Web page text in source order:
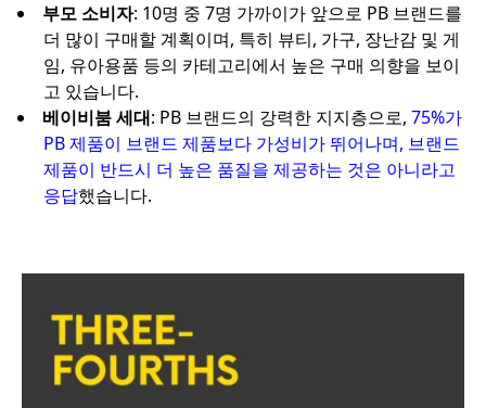
부모 소비자: 10명 중 7명 가까이가 앞으로 PB 브랜드를
더 많이 구매할 계획이며, 특히 뷰티, 가구, 장난감 및 게
임, 유아용품 등의 카테고리에서 높은 구매 의향을 보이
고 있습니다.
베이비붐 세대: PB 브랜드의 강력한 지지층으로, 75%가
PB 제품이 브랜드 제품보다 가성비가 뛰어나며, 브랜드
제품이 반드시 더 높은 품질을 제공하는 것은 아니라고
응답했습니다.